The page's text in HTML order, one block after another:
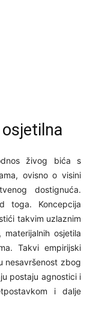
živog bića s
ovisno o visini
dostignuća.
toga. Koncepcija
takvim uzlaznim
osjetila
Takvi empirijski
nesavršenost zbog
postaju agnostici i
i dalje